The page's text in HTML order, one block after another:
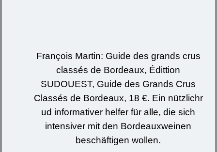
François Martin: Guide des grands crus
classés de Bordeaux, Édittion
SUDOUEST, Guide des Grands Crus
Classés de Bordeaux, 18 €. Ein nützlichr
ud informativer helfer für alle, die sich
intensiver mit den Bordeauxweinen
beschäftigen wollen.